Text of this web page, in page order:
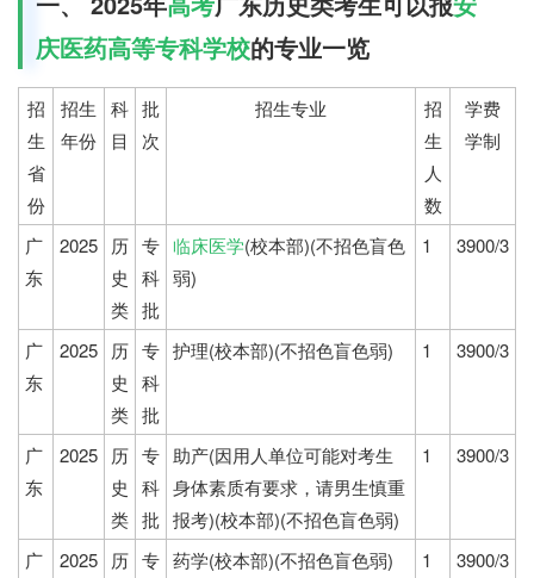
庆医药高等专科学校的专业一览
招
生
省
份
招生
年份
科
目
批
次
招生专业
招
生
人
数
学费
学制
广
东
2025 历
史
类
专
科
批
临床医学(校本部)(不招色盲色
弱)
1 3900/3
广
东
2025 历
史
类
专
科
批
护理(校本部)(不招色盲色弱) 1 3900/3
广
东
2025 历
史
类
专
科
批
助产(因用人单位可能对考生
身体素质有要求，请男生慎重
报考)(校本部)(不招色盲色弱)
1 3900/3
广
2025 历 专 药学(校本部)(不招色盲色弱) 1 3900/3